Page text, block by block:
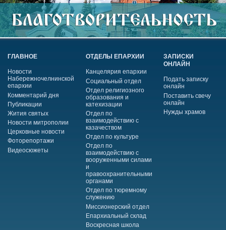
ГЛАВНОЕ
Новости
Набережночелнинской
епархии
Комментарий дня
Публикации
Жития святых
Новости митрополии
Церковные новости
Фоторепортажи
Видеосюжеты
ОТДЕЛЫ ЕПАРХИИ
Канцелярия епархии
Социальный отдел
Отдел религиозного
образования и
катехизации
Отдел по
взаимодействию с
казачеством
Отдел по культуре
Отдел по
взаимодействию с
вооруженными силами
и
правоохранительными
органами
Отдел по тюремному
служению
Миссионерский отдел
Епархиальный склад
Воскресная школа
ЗАПИСКИ
ОНЛАЙН
Подать записку
онлайн
Поставить свечу
онлайн
Нужды храмов